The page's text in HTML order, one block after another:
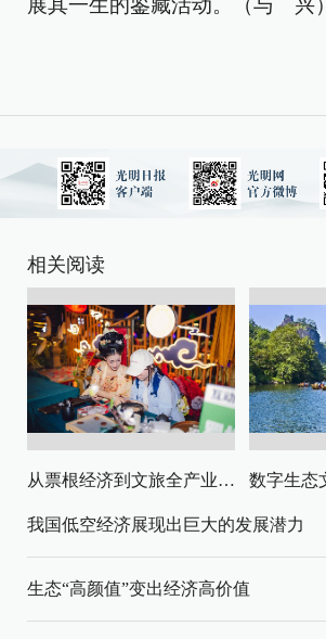
展其一生的鉴藏活动。（与 兴）
相关阅读
从票根经济到文旅全产业链升级
我国低空经济展现出巨大的发展潜力
生态“高颜值”变出经济高价值